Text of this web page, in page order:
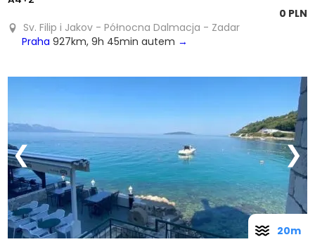
0 PLN
Sv. Filip i Jakov - Północna Dalmacja - Zadar
Praha 927km, 9h 45min autem →
❮ ❯
20m